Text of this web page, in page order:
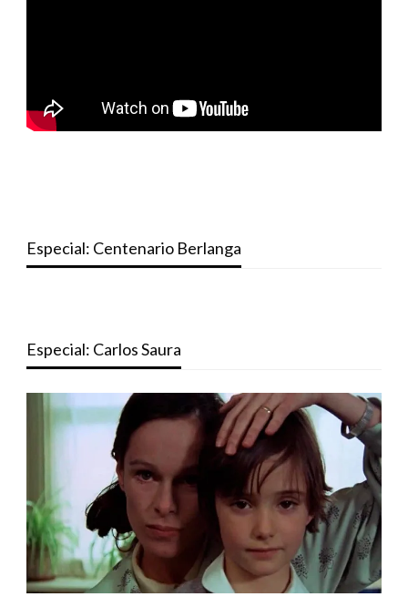
Especial: Centenario Berlanga
Especial: Carlos Saura